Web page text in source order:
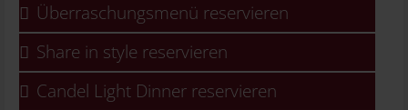
Überraschungsmenü reservieren
Share in style reservieren
Candel Light Dinner reservieren